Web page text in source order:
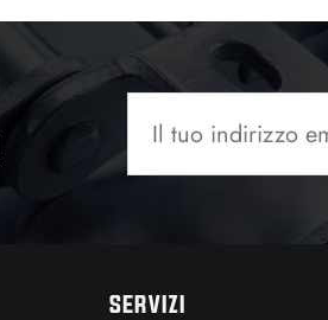
SERVIZI